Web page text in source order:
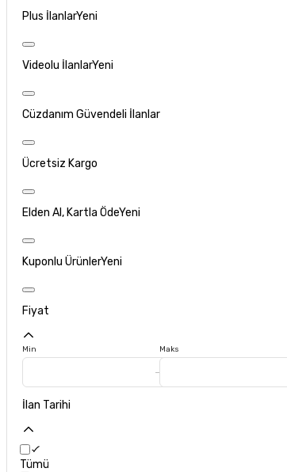
Plus İlanlarYeni
Videolu İlanlarYeni
Cüzdanım Güvendeli İlanlar
Ücretsiz Kargo
Elden Al, Kartla ÖdeYeni
Kuponlu ÜrünlerYeni
Fiyat
Min Maks
İlan Tarihi
Tümü